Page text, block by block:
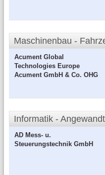
Maschinenbau -
Acument Global
Technologies Europe
Acument GmbH & Co. OHG
Informatik -
AD Mess- u.
Steuerungstechnik GmbH